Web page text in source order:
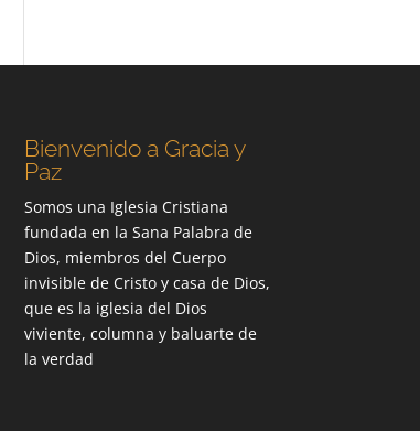
Bienvenido a Gracia y
Paz
Somos una Iglesia Cristiana
fundada en la Sana Palabra de
Dios, miembros del Cuerpo
invisible de Cristo y casa de Dios,
que es la iglesia del Dios
viviente, columna y baluarte de
la verdad